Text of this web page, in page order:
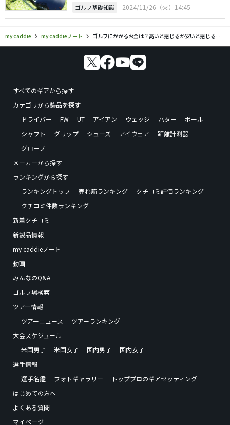
ゴルフ基礎知識 2024/11/26（火）14:45
my caddie my caddieノート ゴルフにかかるお金は？高いと感じるか安いと感じるかはハマり度次第！？
すべてのギアから探す
カテゴリから製品を探す
ドライバー
FW UT アイアン ウェッジ パター
ボール
シャフト
グリップ シューズ アイウェア
距離計測器
グローブ
メーカーから探す
ランキングから探す
ランキングトップ
売れ筋ランキング
クチコミ評価ランキング
クチコミ件数ランキング
新着クチコミ
新製品情報
my caddieノート
動画
みんなのQ&A
ゴルフ場検索
ツアー情報
ツアーニュース
ツアーランキング
大会スケジュール
米国男子
米国女子 国内男子
国内女子
選手情報
選手名鑑
フォトギャラリー
トッププロのギアセッティング
はじめての方へ
よくある質問
マイページ